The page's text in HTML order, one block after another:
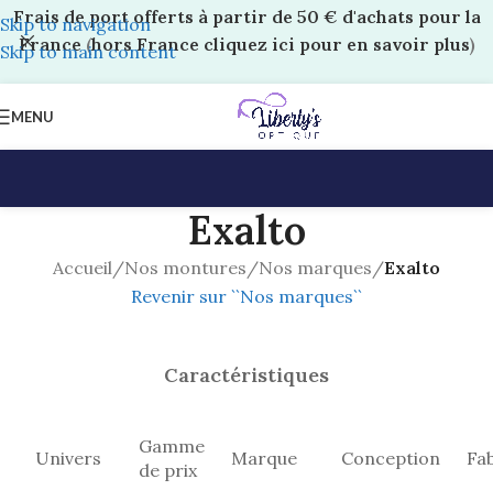
Skip to navigation
Skip to main content
Frais de port offerts à partir de 50 € d'achats pour la
France(hors France cliquez ici pour en savoir plus)
MENU
Exalto
Accueil/Nos montures /Nos marques /Exalto
Revenir sur ``Nos marques``
Caractéristiques
Univers
Gamme
de prix
Marque Conception